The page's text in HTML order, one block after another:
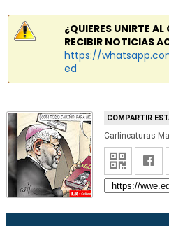
¿QUIERES UNIRTE
RECIBIR NOTICIAS
https://
ed
COMPARTIR